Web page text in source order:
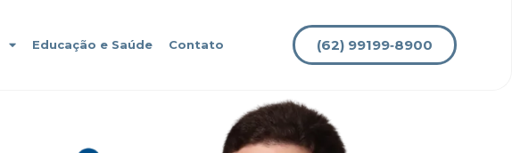
Educação e Saúde Contato (62) 99199‑8900